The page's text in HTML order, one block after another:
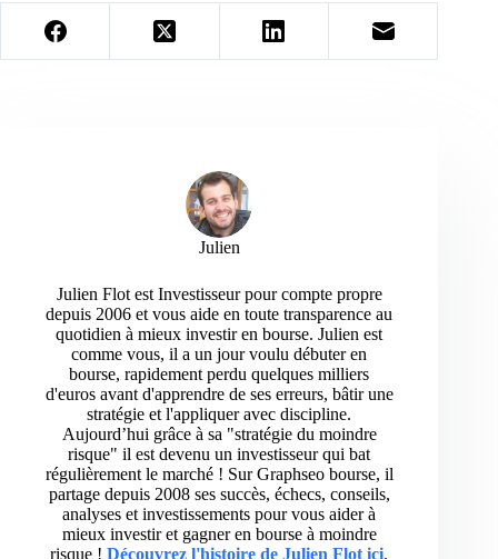
Julien
Julien Flot est Investisseur pour compte propre
depuis 2006 et vous aide en toute transparence au
quotidien à mieux investir en bourse. Julien est
comme vous, il a un jour voulu débuter en
bourse, rapidement perdu quelques milliers
d'euros avant d'apprendre de ses erreurs, bâtir une
stratégie et l'appliquer avec discipline.
Aujourd’hui grâce à sa "stratégie du moindre
risque" il est devenu un investisseur qui bat
régulièrement le marché ! Sur Graphseo bourse, il
partage depuis 2008 ses succès, échecs, conseils,
analyses et investissements pour vous aider à
mieux investir et gagner en bourse à moindre
risque ! Découvrez l'histoire de Julien Flot ici.